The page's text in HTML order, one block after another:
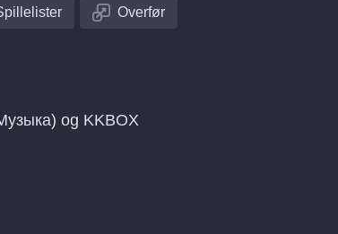
Overfør
og KKBOX